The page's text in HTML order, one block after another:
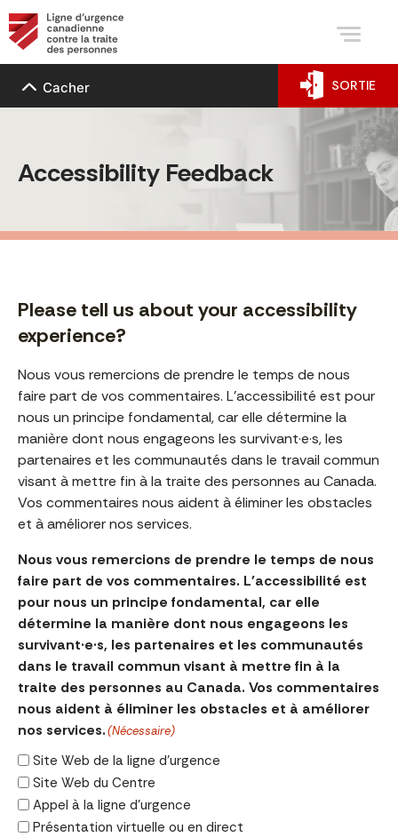
Cacher SORTIE
Accessibility Feedback
Please tell us about your accessibility
experience?
Nous vous remercions de prendre le temps de nous
faire part de vos commentaires. L'accessibilité est pour
nous un principe fondamental, car elle détermine la
manière dont nous engageons les survivant·e·s, les
partenaires et les communautés dans le travail commun
visant à mettre fin à la traite des personnes au Canada.
Vos commentaires nous aident à éliminer les obstacles
et à améliorer nos services.
Nous vous remercions de prendre le temps de nous
faire part de vos commentaires. L'accessibilité est
pour nous un principe fondamental, car elle
détermine la manière dont nous engageons les
survivant·e·s, les partenaires et les communautés
dans le travail commun visant à mettre fin à la
traite des personnes au Canada. Vos commentaires
nous aident à éliminer les obstacles et à améliorer
nos services.(Nécessaire)
Site Web de la ligne d'urgence
Site Web du Centre
Appel à la ligne d'urgence
Présentation virtuelle ou en direct